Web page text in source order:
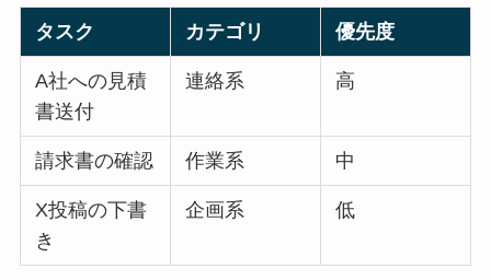
タスク カテゴリ 優先度
A社への見積
書送付
連絡系 高
請求書の確認 作業系 中
X投稿の下書
き
企画系 低